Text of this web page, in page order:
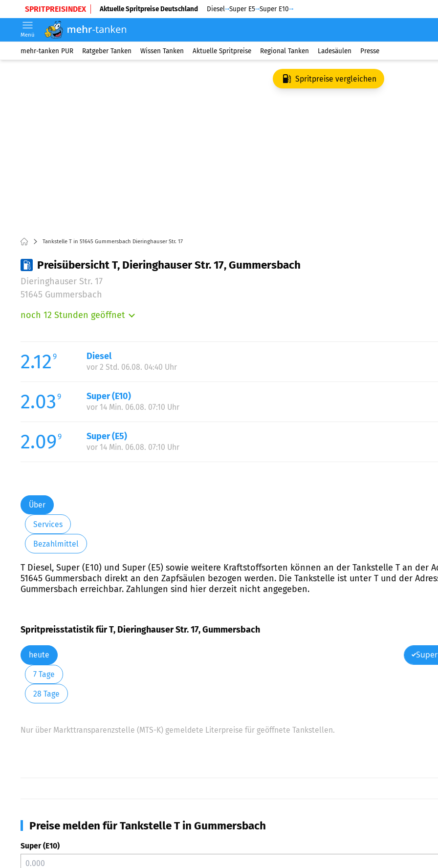
SPRITPREISINDEX Aktuelle Spritpreise Deutschland Diesel Super E5 Super E10
Menü
mehr-tanken PUR Ratgeber Tanken Wissen Tanken Aktuelle Spritpreise Regional Tanken Ladesäulen Presse
Spritpreise vergleichen
Tankstelle T in 51645 Gummersbach Dieringhauser Str. 17
Preisübersicht T, Dieringhauser Str. 17, Gummersbach
Dieringhauser Str. 17
51645 Gummersbach
noch 12 Stunden geöffnet
Mittwoch:
Donnerstag:
Samstag:
Sonntag:
2.12 9 Diesel
vor 2 Std. 06.08. 04:40 Uhr
2.03 9 Super (E10)
vor 14 Min. 06.08. 07:10 Uhr
2.099 Super (E5)
vor 14 Min. 06.08. 07:10 Uhr
Über
Services
Bezahlmittel
T Diesel, Super (E10) und Super (E5) sowie weitere Kraftstoffsorten können an der Tankstelle T an der
51645 Gummersbach direkt an den Zapfsäulen bezogen werden. Die Tankstelle ist unter T und der
Gummersbach erreichbar. Zahlungen sind hier derzeit nicht angegeben.
Spritpreisstatistik für T, Dieringhauser Str. 17, Gummersbach
heute
7 Tage
28 Tage
Nur über Markttransparenzstelle (MTS-K) gemeldete Literpreise für geöffnete Tankstellen.
Preise melden für Tankstelle T in Gummersbach
Super (E10)